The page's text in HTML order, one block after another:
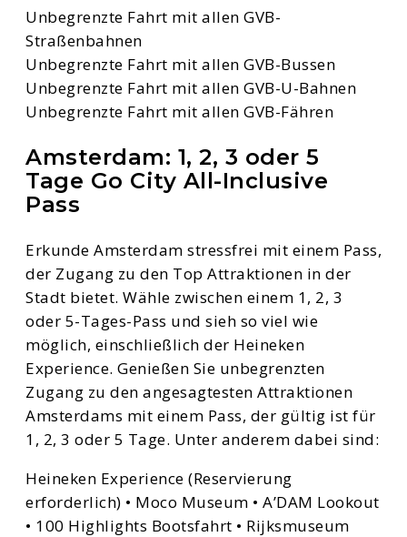
Unbegrenzte Fahrt mit allen GVB-
Straßenbahnen
Unbegrenzte Fahrt mit allen GVB-Bussen
Unbegrenzte Fahrt mit allen GVB-U-Bahnen
Unbegrenzte Fahrt mit allen GVB-Fähren
Amsterdam: 1, 2, 3 oder 5
Tage Go City All-Inclusive
Pass
Erkunde Amsterdam stressfrei mit einem Pass,
der Zugang zu den Top Attraktionen in der
Stadt bietet. Wähle zwischen einem 1, 2, 3
oder 5-Tages-Pass und sieh so viel wie
möglich, einschließlich der Heineken
Experience. Genießen Sie unbegrenzten
Zugang zu den angesagtesten Attraktionen
Amsterdams mit einem Pass, der gültig ist für
1, 2, 3 oder 5 Tage. Unter anderem dabei sind:
Heineken Experience (Reservierung
erforderlich) • Moco Museum • A’DAM Lookout
• 100 Highlights Bootsfahrt • Rijksmuseum